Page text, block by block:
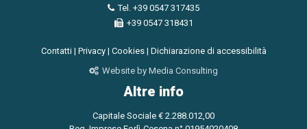
Tel. +39 0547 317435
+39 0547 318431
Contatti| Privacy| Cookies| Dichiarazione di accessibilità
Website by Media Consulting
Altre info
Capitale Sociale € 2.288.012,00